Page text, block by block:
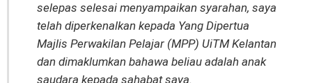
selepas selesai menyampaikan syarahan, saya
telah diperkenalkan kepada Yang Dipertua
Majlis Perwakilan Pelajar (MPP) UiTM Kelantan
dan dimaklumkan bahawa beliau adalah anak
saudara kepada sahabat saya.